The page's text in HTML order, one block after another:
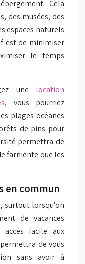
Cela
des musées, des
espaces naturels
est de minimiser
le temps
une location
, vous pourriez
plages océanes
de pins pour
permettra de
farniente que les
en commun
surtout lorsqu’on
de vacances
facile aux
de vous
sans avoir à